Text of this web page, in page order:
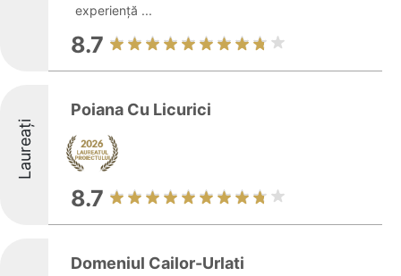
experiență ...
8.7
Laureați
Poiana Cu Licurici
8.7
Domeniul Cailor-Urlati